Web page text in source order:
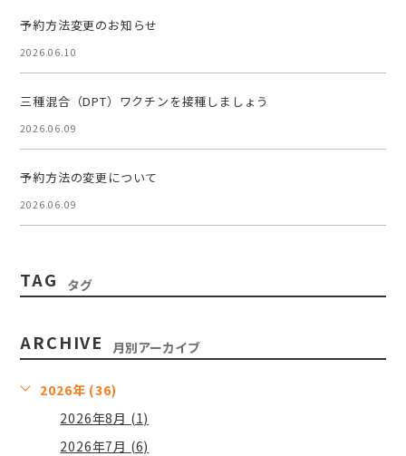
予約方法変更のお知らせ
2026.06.10
三種混合（DPT）ワクチンを接種しましょう
2026.06.09
予約方法の変更について
2026.06.09
TAG タグ
ARCHIVE 月別アーカイブ
2026年 (36)
2026年8月 (1)
2026年7月 (6)